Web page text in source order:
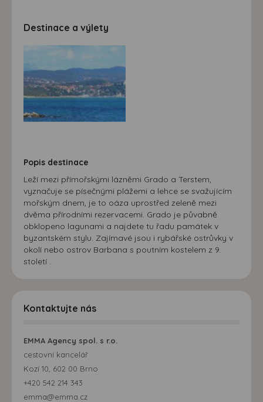
Destinace a výlety
Popis destinace
Leží mezi přímořskými lázněmi Grado a Terstem,
vyznačuje se písečnými plážemi a lehce se svažujícím
mořským dnem, je to oáza uprostřed zeleně mezi
dvěma přírodními rezervacemi. Grado je půvabně
obklopeno lagunami a najdete tu řadu památek v
byzantském stylu. Zajímavé jsou i rybářské ostrůvky v
okolí nebo ostrov Barbana s poutním kostelem z 9.
století .
Kontaktujte nás
EMMA Agency spol. s r.o.
cestovní kancelář
Kozí 10, 602 00 Brno
+420 542 214 343
emma@emma.cz